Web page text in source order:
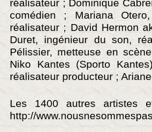
réalisateur ; Dominique
comédien ; Mariana
réalisateur ; David Hermon
Duret, ingénieur du son,
Pélissier, metteuse en
Niko Kantes (Sporto
réalisateur producteur ;
Les 1400 autres artistes
http://